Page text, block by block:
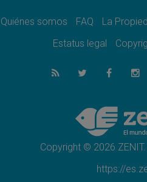
como misión al
SIGNIS 2026, dar
espacio público
07.08.2026
Lanzan un
Programa oficial
Papa León XIV a
Quiénes somos FAQ La
Estatus legal
Copyright © 2026
https://